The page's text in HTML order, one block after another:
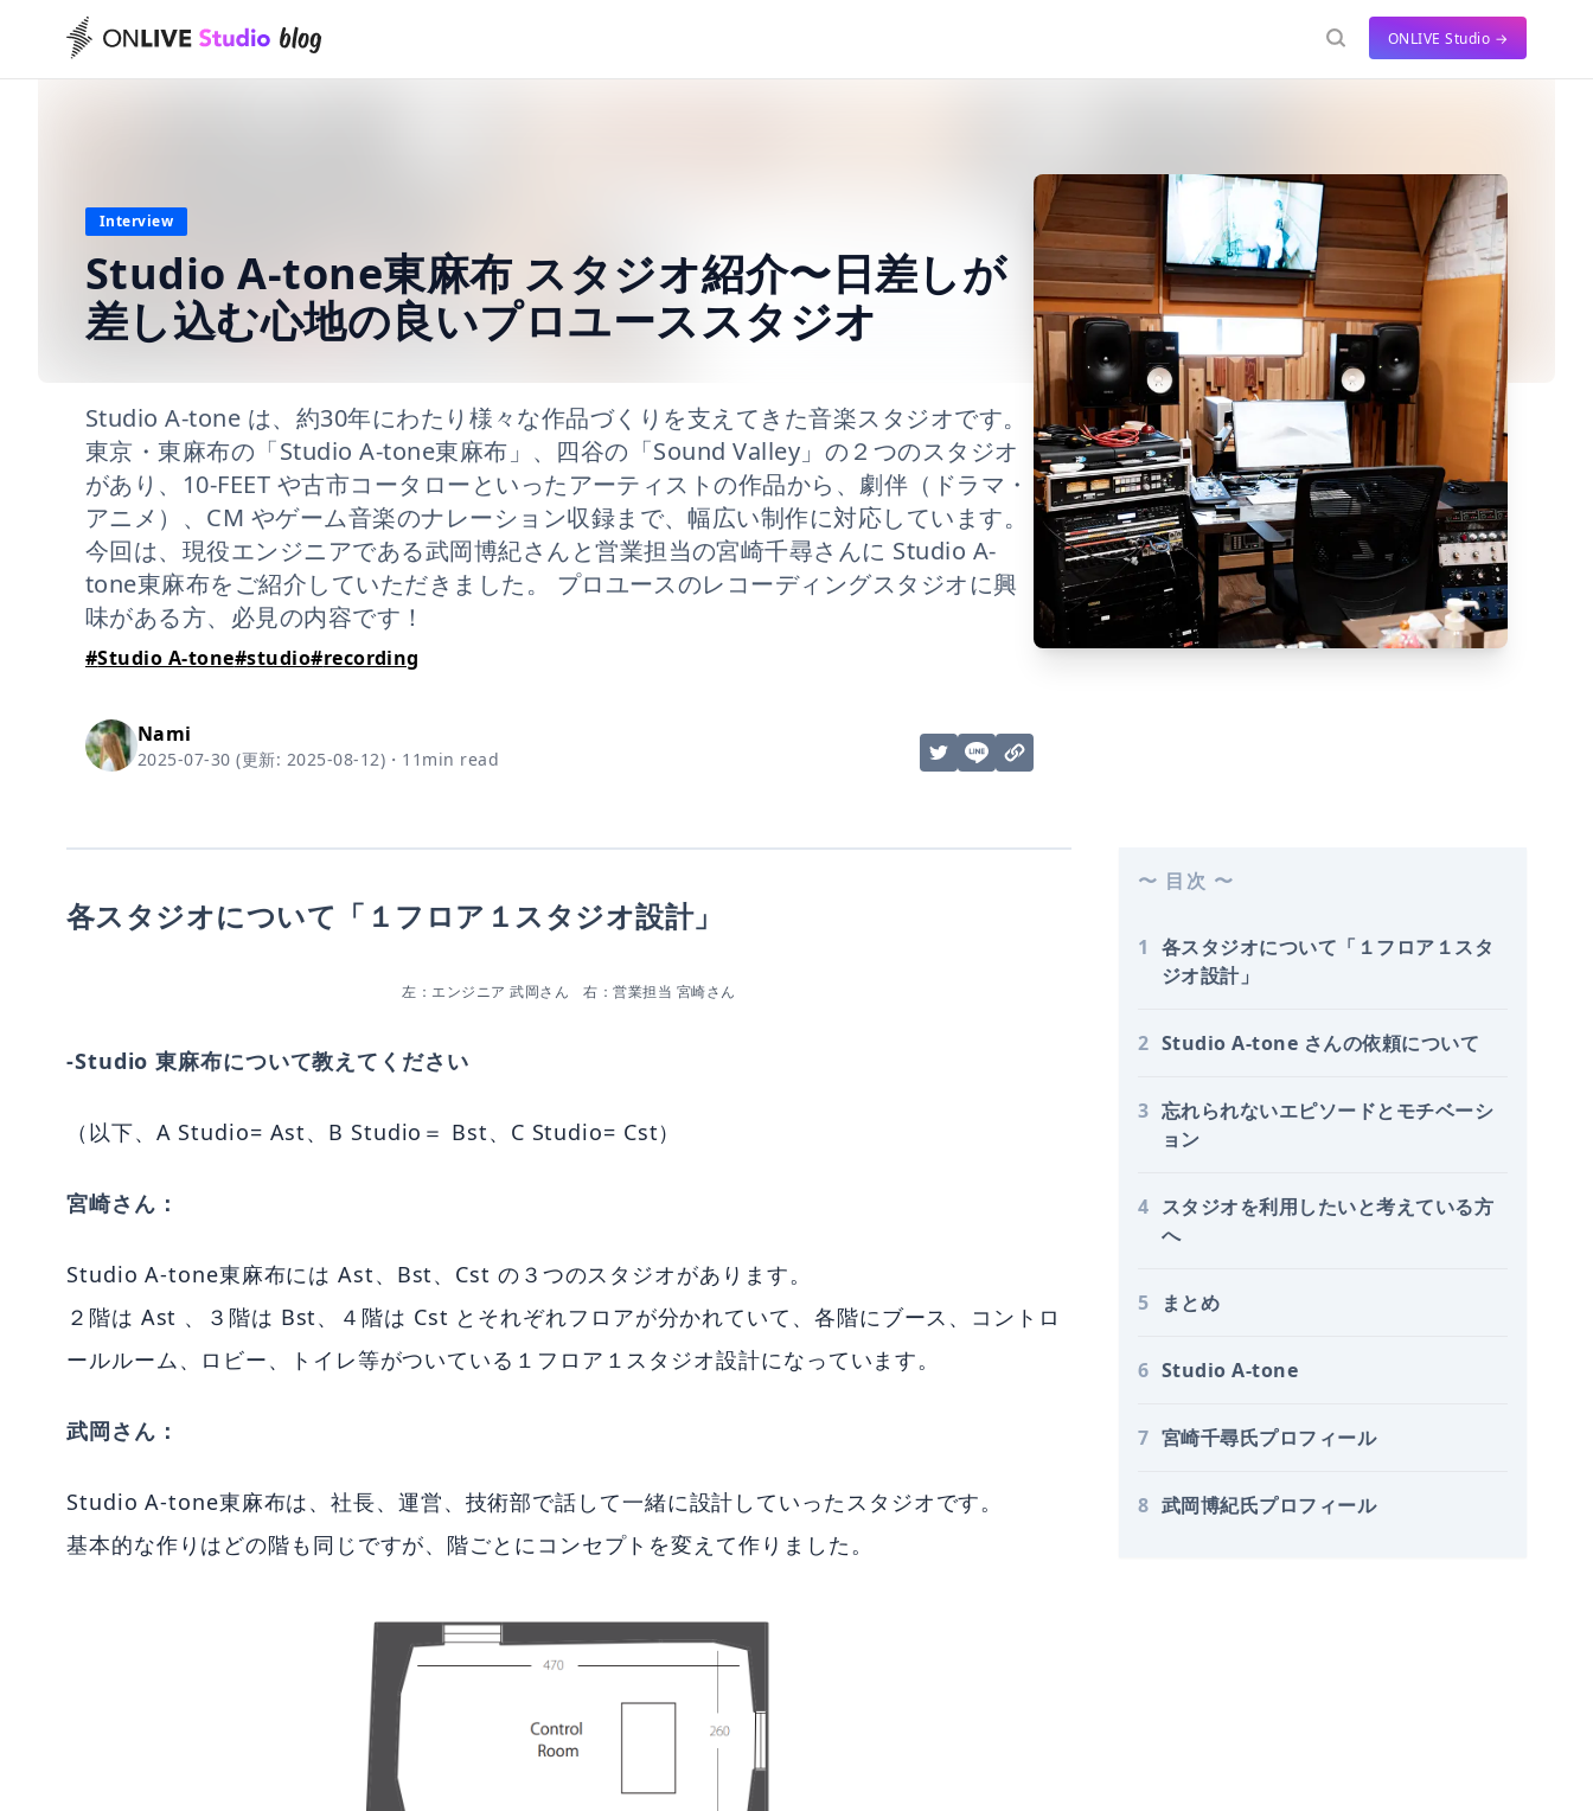
ONLIVE Studio →
Interview
Studio A-tone東麻布 スタジオ紹介〜日差しが
差し込む心地の良いプロユーススタジオ
Studio A-tone は、約30年にわたり様々な作品づくりを支えてきた音楽スタジオです。
東京・東麻布の「Studio A-tone東麻布」、四谷の「Sound Valley」の２つのスタジオ
があり、10-FEET や古市コータローといったアーティストの作品から、劇伴（ドラマ・
アニメ）、CM やゲーム音楽のナレーション収録まで、幅広い制作に対応しています。
今回は、現役エンジニアである武岡博紀さんと営業担当の宮崎千尋さんに Studio A-
tone東麻布をご紹介していただきました。 プロユースのレコーディングスタジオに興
味がある方、必見の内容です！
#Studio A-tone#studio#recording
Nami
2025-07-30 (更新: 2025-08-12) ・ 11 min read
〜 目次 〜
1 各スタジオについて「１フロア１スタ
ジオ設計」
2 Studio A-tone さんの依頼について
3 忘れられないエピソードとモチベーシ
ョン
4 スタジオを利用したいと考えている方
へ
5 まとめ
6 Studio A-tone
7 宮崎千尋氏プロフィール
8 武岡博紀氏プロフィール
各スタジオについて「１フロア１スタジオ設計」
左：エンジニア 武岡さん　右：営業担当 宮崎さん
-Studio 東麻布について教えてください
（以下、A Studio= Ast、B Studio＝ Bst、C Studio= Cst）
宮崎さん：
Studio A-tone東麻布には Ast、Bst、Cst の３つのスタジオがあります。
２階は Ast 、３階は Bst、４階は Cst とそれぞれフロアが分かれていて、各階にブース、コントロ
ールルーム、ロビー、トイレ等がついている１フロア１スタジオ設計になっています。
武岡さん：
Studio A-tone東麻布は、社長、運営、技術部で話して一緒に設計していったスタジオです。
基本的な作りはどの階も同じですが、階ごとにコンセプトを変えて作りました。